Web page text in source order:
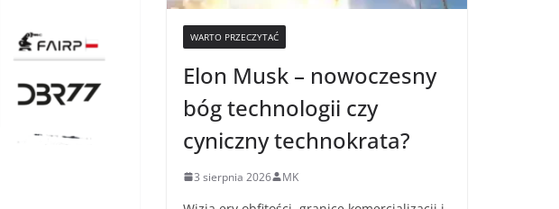
WARTO PRZECZYTAĆ
Elon Musk – nowoczesny
bóg technologii czy
cyniczny technokrata?
3 sierpnia 2026 MK